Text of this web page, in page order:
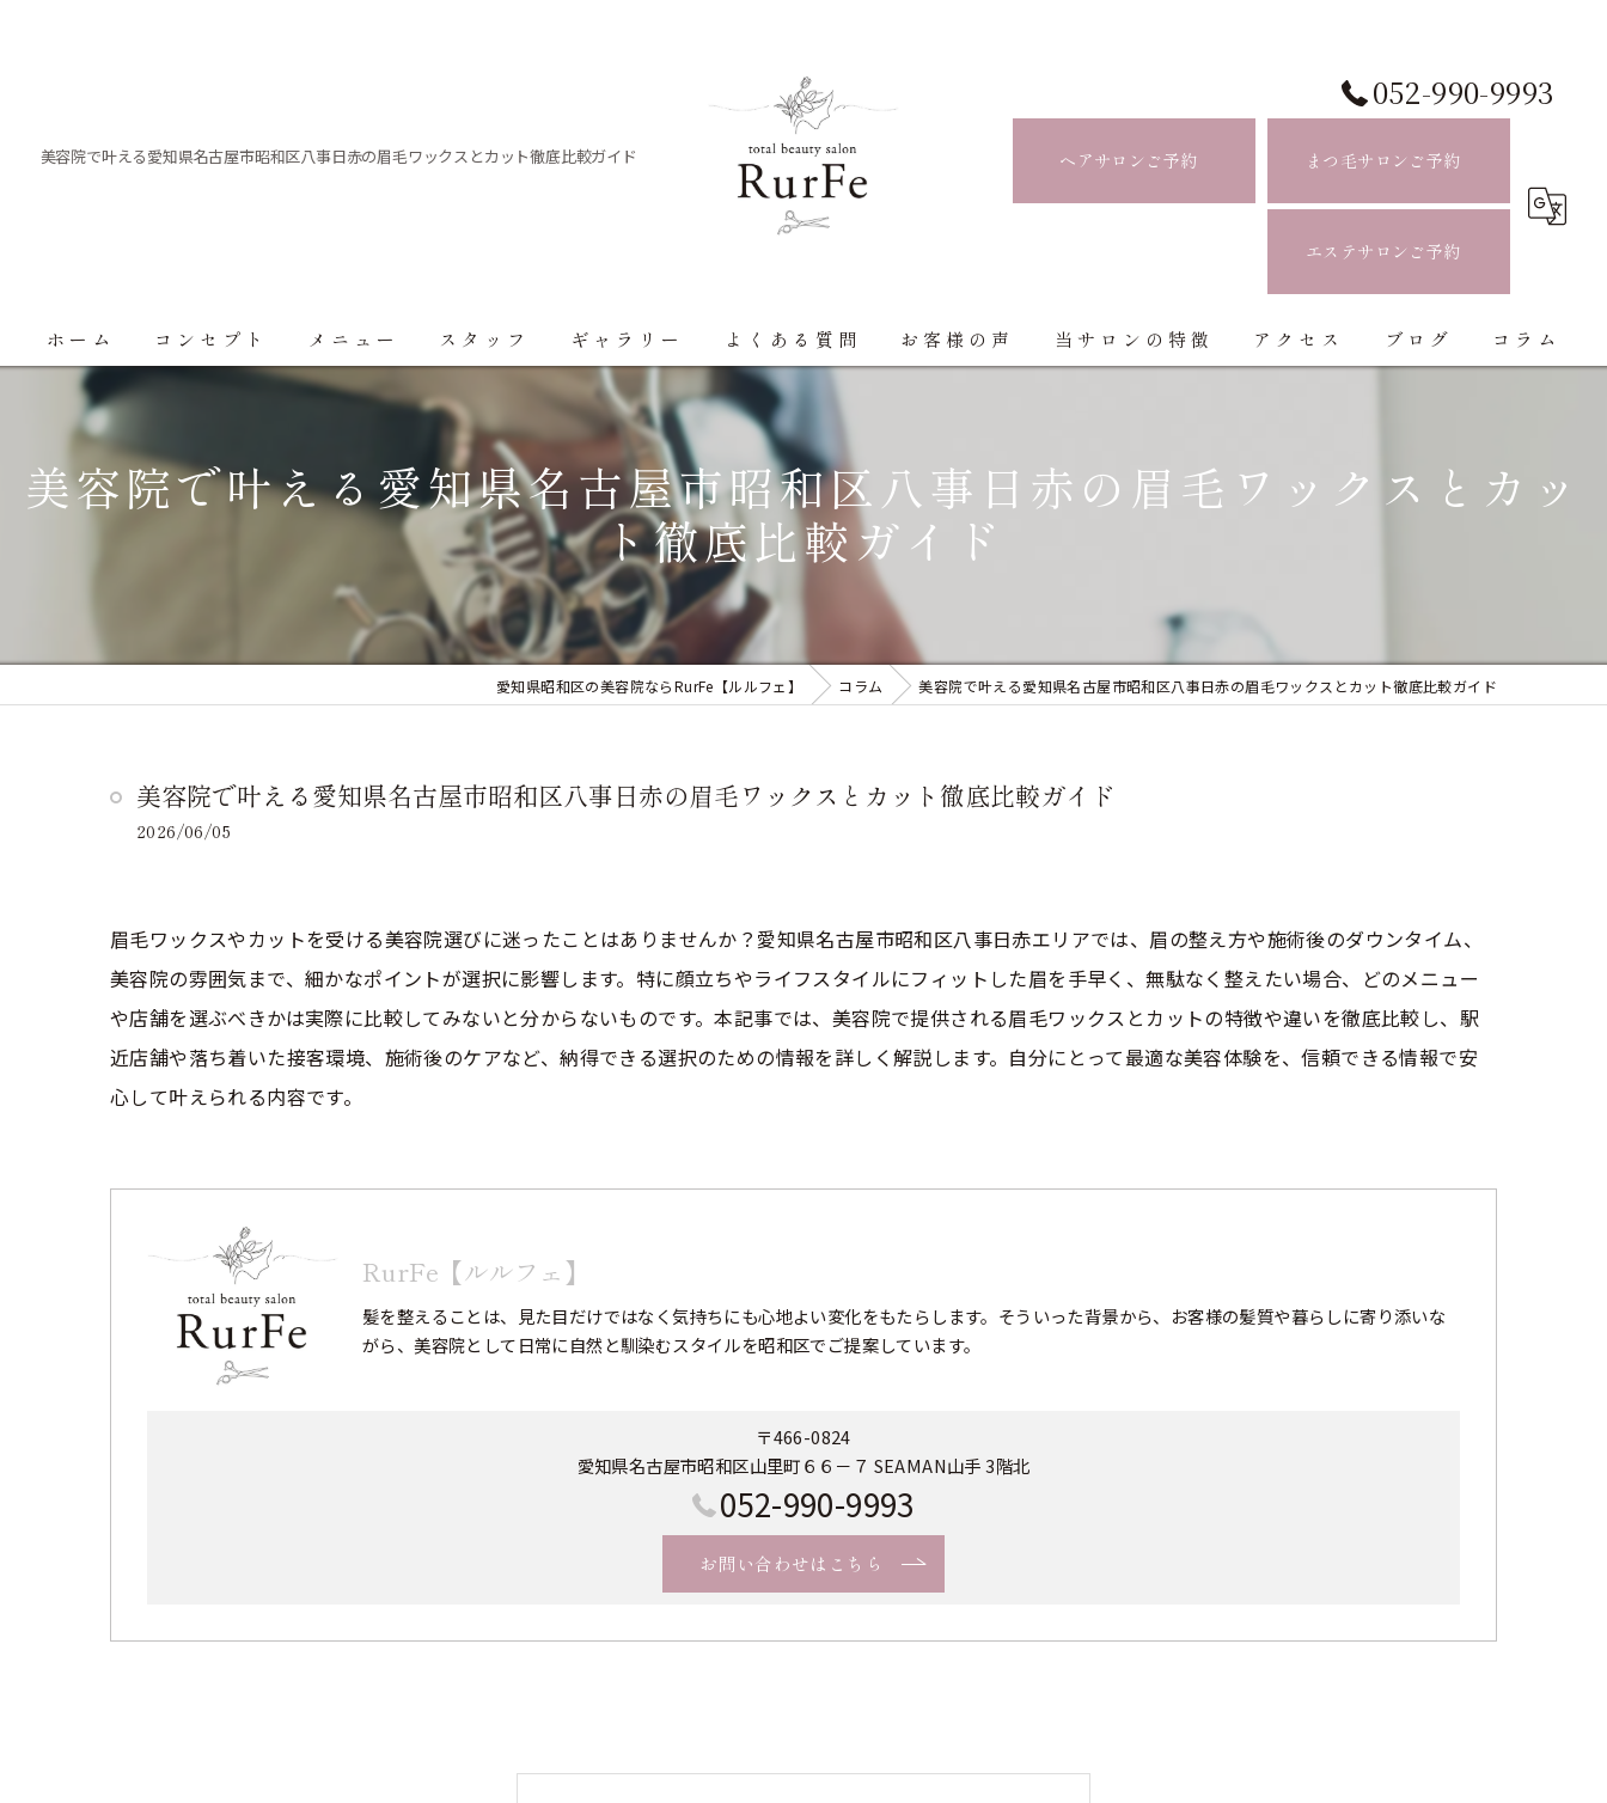
美容院で叶える愛知県名古屋市昭和区八事日赤の眉毛ワックスとカット徹底比較ガイド
052-990-9993
ヘアサロンご予約 まつ毛サロンご予約
エステサロンご予約
ホーム コンセプト メニュー スタッフ ギャラリー よくある質問 お客様の声 当サロンの特徴
ハイライト
まつ毛パーマ
アクセス ブログ コラム
美容院で叶える愛知県名古屋市昭和区八事日赤の眉毛ワックスとカッ
ト徹底比較ガイド
愛知県昭和区の美容院ならRurFe【ルルフェ】 コラム 美容院で叶える愛知県名古屋市昭和区八事日赤の眉毛ワックスとカット徹底比較ガイド
美容院で叶える愛知県名古屋市昭和区八事日赤の眉毛ワックスとカット徹底比較ガイド
2026/06/05
眉毛ワックスやカットを受ける美容院選びに迷ったことはありませんか？愛知県名古屋市昭和区八事日赤エリアでは、眉の整え方や施術後のダウンタイム、
美容院の雰囲気まで、細かなポイントが選択に影響します。特に顔立ちやライフスタイルにフィットした眉を手早く、無駄なく整えたい場合、どのメニュー
や店舗を選ぶべきかは実際に比較してみないと分からないものです。本記事では、美容院で提供される眉毛ワックスとカットの特徴や違いを徹底比較し、駅
近店舗や落ち着いた接客環境、施術後のケアなど、納得できる選択のための情報を詳しく解説します。自分にとって最適な美容体験を、信頼できる情報で安
心して叶えられる内容です。
RurFe【ルルフェ】
髪を整えることは、見た目だけではなく気持ちにも心地よい変化をもたらします。そういった背景から、お客様の髪質や暮らしに寄り添いな
がら、美容院として日常に自然と馴染むスタイルを昭和区でご提案しています。
〒466-0824
愛知県名古屋市昭和区山里町６６－７ SEAMAN山手 3階北
052-990-9993
お問い合わせはこちら